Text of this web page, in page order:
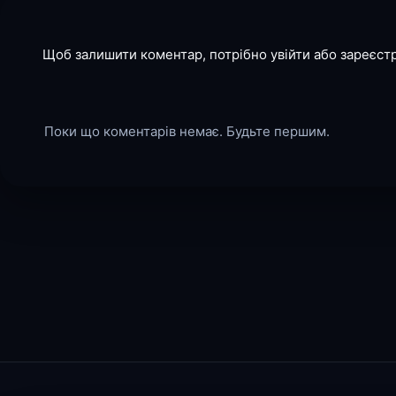
Щоб залишити коментар, потрібно увійти або
Поки що коментарів немає. Будьте першим.